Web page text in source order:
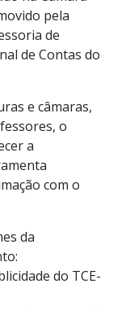
pela
de
de Contas do
e câmaras,
o
a
com o
da
do TCE-